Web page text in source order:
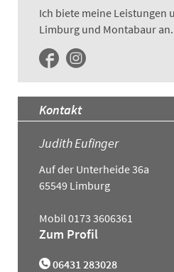
Ich biete meine Leistungen
Limburg und Montabaur an.
Kontakt
Judith Eufinger
Auf der Unterheide 36a
65549 Limburg
Mobil 0173 3606361
Zum Profil
06431 283028